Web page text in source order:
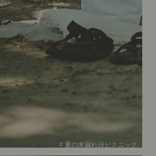
# 夏の木漏れ日ピクニック